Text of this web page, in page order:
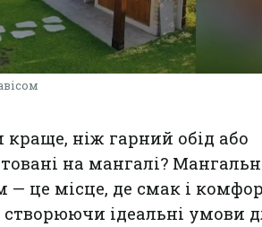
ніж гарний обід або
на мангалі?
— це місце, де смак і
ідеальні умови